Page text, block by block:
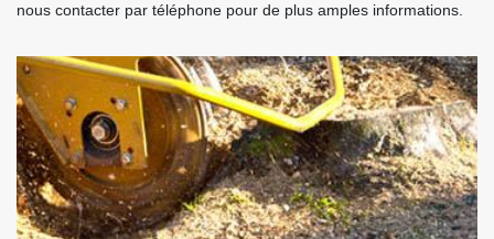
nous contacter par téléphone pour de plus amples informations.